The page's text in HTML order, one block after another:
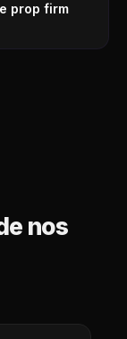
prop firm
nos